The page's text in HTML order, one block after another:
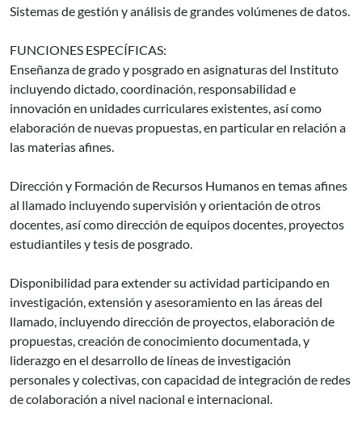
Sistemas de gestión y análisis de grandes volúmenes de datos.
FUNCIONES ESPECÍFICAS:
Enseñanza de grado y posgrado en asignaturas del Instituto
incluyendo dictado, coordinación, responsabilidad e
innovación en unidades curriculares existentes, así como
elaboración de nuevas propuestas, en particular en relación a
las materias afines.
Dirección y Formación de Recursos Humanos en temas afines
al llamado incluyendo supervisión y orientación de otros
docentes, así como dirección de equipos docentes, proyectos
estudiantiles y tesis de posgrado.
Disponibilidad para extender su actividad participando en
investigación, extensión y asesoramiento en las áreas del
llamado, incluyendo dirección de proyectos, elaboración de
propuestas, creación de conocimiento documentada, y
liderazgo en el desarrollo de líneas de investigación
personales y colectivas, con capacidad de integración de redes
de colaboración a nivel nacional e internacional.